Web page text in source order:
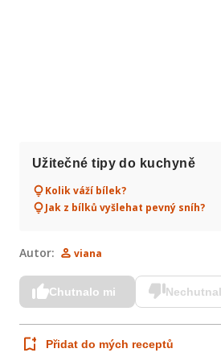
Užitečné tipy do kuchyně
Kolik váží bílek?
Jak z bílků vyšlehat pevný sníh?
Autor: viana
Chutnalo mi
Přidat do mých receptů